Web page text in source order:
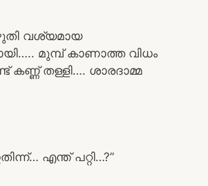
വശ്യമായ
മുമ്പ് കാണാത്ത വിധം
തള്ളി…. ശാരദാമ്മ
എന്ത് പറ്റി…?”